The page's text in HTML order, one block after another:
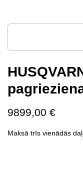
Maksā trīs vienādās
9899,00 €